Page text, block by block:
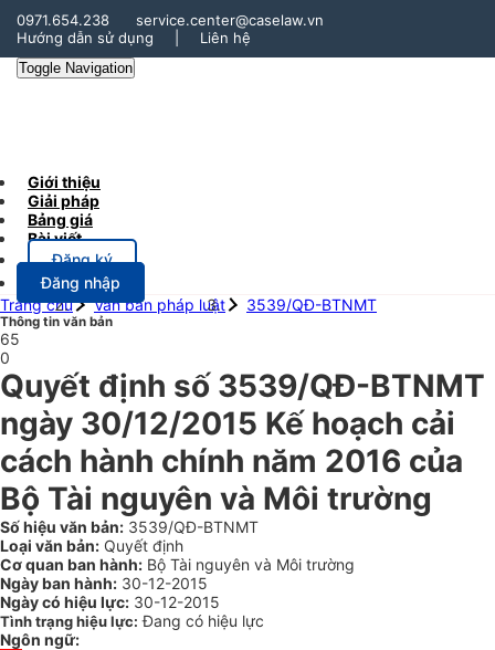
0971.654.238
service.center@caselaw.vn
Hướng dẫn sử dụng
Liên hệ
Toggle Navigation
Giới thiệu
Giải pháp
Bảng giá
Bài viết
Đăng ký
Đăng nhập
Trang chủ
Văn bản pháp luật 3539/QĐ-BTNMT
Thông tin văn bản
65
0
Quyết định số 3539/QĐ-BTNMT
ngày 30/12/2015 Kế hoạch cải
cách hành chính năm 2016 của
Bộ Tài nguyên và Môi trường
Số hiệu văn bản: 3539/QĐ-BTNMT
Loại văn bản: Quyết định
Cơ quan ban hành: Bộ Tài nguyên và Môi trường
Ngày ban hành: 30-12-2015
Ngày có hiệu lực: 30-12-2015
Tình trạng hiệu lực: Đang có hiệu lực
Ngôn ngữ: